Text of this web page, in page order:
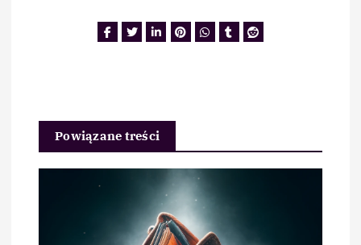
Powiązane treści